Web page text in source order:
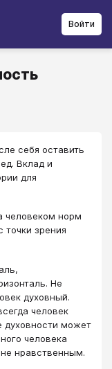
Войти
себя оставить
Вклад и
для
человеком норм
точки зрения
Не
духовный.
человек
духовности может
человека
нравственным.